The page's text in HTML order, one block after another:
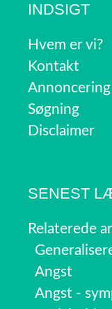
INDSIGT
Hvem er vi?
Kontakt
Annoncering
Søgning
Disclaimer
SENEST
Relaterede
Angst
Angst -